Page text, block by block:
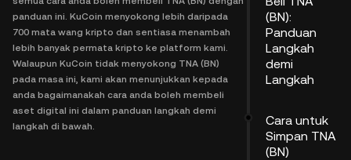
panduan ini. KuCoin menyokong lebih daripada
700 mata wang kripto dan sentiasa menambah
lebih banyak permata kripto ke platform kami.
Walaupun KuCoin tidak menyokong TNA (BN)
pada masa ini, kami akan menunjukkan kepada
anda bagaimanakah cara anda boleh membeli
aset digital ini dalam panduan langkah demi
langkah di bawah.
(BN):
Panduan
Langkah
demi
Langkah
Cara untuk
Simpan TNA
(BN)